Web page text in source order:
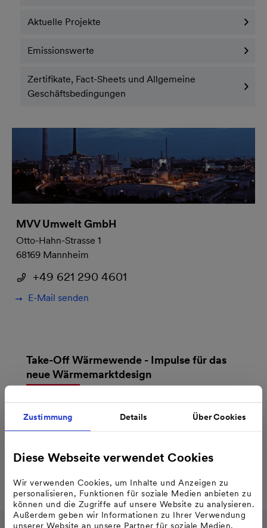
Zustimmung Details Über Cookies
Diese Webseite verwendet Cookies
Wir verwenden Cookies, um Inhalte und Anzeigen zu
personalisieren, Funktionen für soziale Medien anbieten zu
können und die Zugriffe auf unsere Website zu analysieren.
Außerdem geben wir Informationen zu Ihrer Verwendung
unserer Website an unsere Partner für soziale Medien,
Aktuelle Projekte
Emissionswerte
Zertifikate, Fact-Sheets und Allgemeine
Geschäftsbedingungen
MVV Umwelt GmbH
Otto-Hahn-Strasse 1
68169 Mannheim
+49 621 290 4601
E-Mail senden
Take-Off Wärmewende - Impulse für das
neue Wärmemarktdesign